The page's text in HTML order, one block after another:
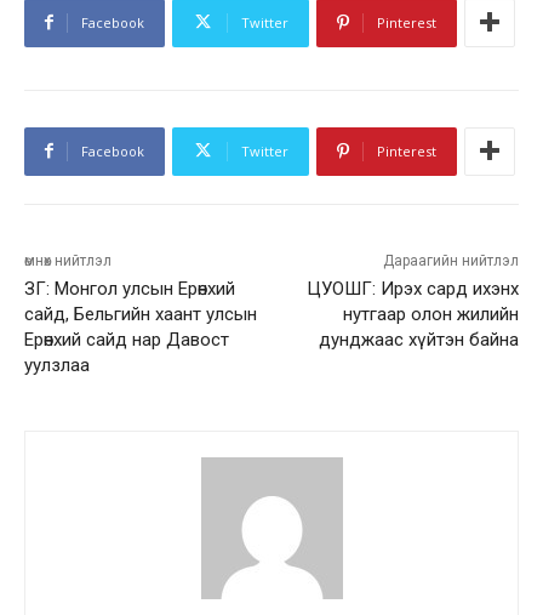
Facebook Twitter Pinterest
Facebook Twitter Pinterest
өмнөх нийтлэл
ЗГ: Монгол улсын Ерөнхий
сайд, Бельгийн хаант улсын
Ерөнхий сайд нар Давост
уулзлаа
Дараагийн нийтлэл
ЦУОШГ: Ирэх сард ихэнх
нутгаар олон жилийн
дунджаас хүйтэн байна